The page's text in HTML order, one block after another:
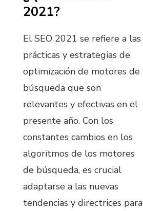
2021?
El SEO 2021 se refiere a las
prácticas y estrategias de
optimización de motores de
búsqueda que son
relevantes y efectivas en el
presente año. Con los
constantes cambios en los
algoritmos de los motores
de búsqueda, es crucial
adaptarse a las nuevas
tendencias y directrices para